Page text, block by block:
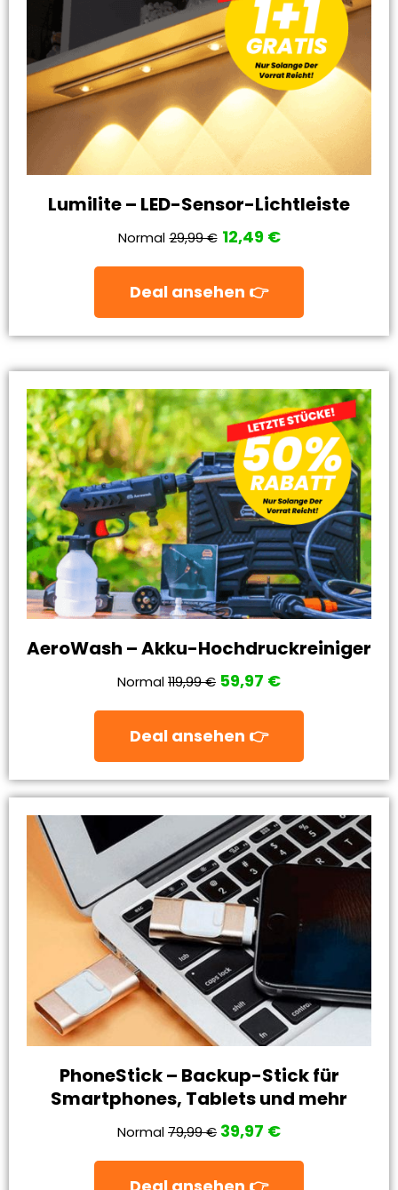
Lumilite – LED-Sensor-Lichtleiste
Normal 29,99 € 12,49 €
Deal ansehen 👉
AeroWash – Akku-Hochdruckreiniger
Normal 119,99 € 59,97 €
Deal ansehen 👉
PhoneStick – Backup-Stick für
Smartphones, Tablets und mehr
Normal 79,99 € 39,97 €